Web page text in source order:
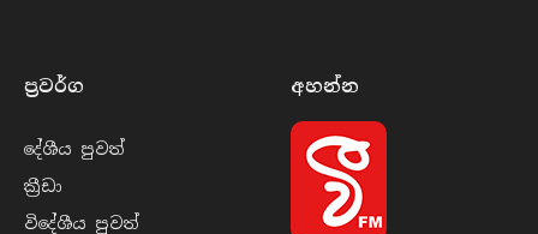
ප්‍රවර්​ග
දේශීය පුව​ත්
ක්‍රී​ඩා
විදේශීය පුව​ත්
අහන්​න